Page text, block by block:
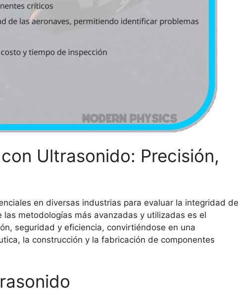
Ultrasonido: Precisión,
en diversas industrias para evaluar la integridad de
metodologías más avanzadas y utilizadas es el
seguridad y eficiencia, convirtiéndose en una
la construcción y la fabricación de componentes